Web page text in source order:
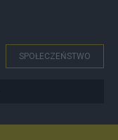
SPOŁECZEŃSTWO